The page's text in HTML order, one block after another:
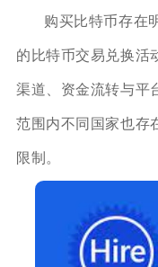
购买比特币存在
的比特币交易兑换活
渠道、资金流转与平
范围内不同国家也存
限制。